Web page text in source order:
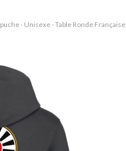
- Unisexe - Table Ronde Française